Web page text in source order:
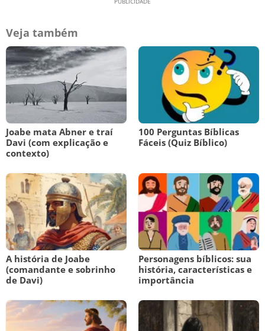
Veja também
Joabe mata Abner e traí
Davi (com explicação e
contexto)
100 Perguntas Bíblicas
Fáceis (Quiz Bíblico)
A história de Joabe
(comandante e sobrinho
de Davi)
Personagens bíblicos: sua
história, características e
importância